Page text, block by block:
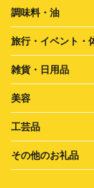
調味料・油
旅行・イベント・
雑貨・日用品
美容
工芸品
その他のお礼品